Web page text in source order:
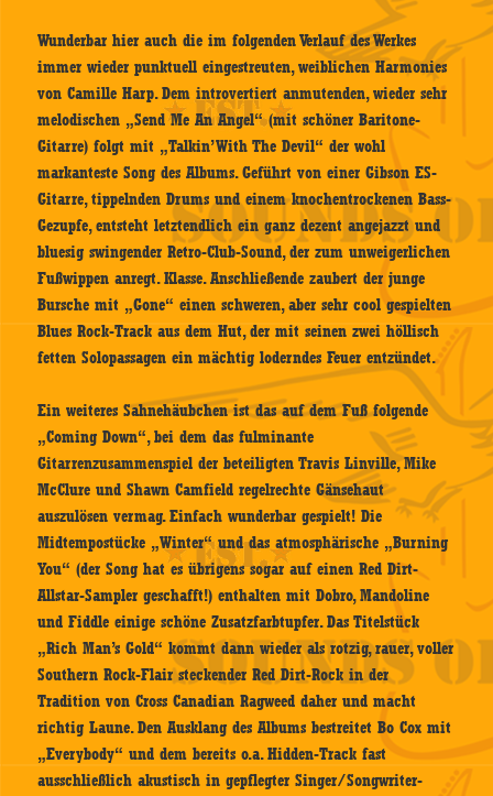
Wunderbar hier auch die im folgenden Verlauf des Werkes
immer wieder punktuell eingestreuten, weiblichen Harmonies
von Camille Harp. Dem introvertiert anmutenden, wieder sehr
melodischen „Send Me An Angel“ (mit schöner Baritone-
Gitarre) folgt mit „Talkin’ With The Devil“ der wohl
markanteste Song des Albums. Geführt von einer Gibson ES-
Gitarre, tippelnden Drums und einem knochentrockenen Bass-
Gezupfe, entsteht letztendlich ein ganz dezent angejazzt und
bluesig swingender Retro-Club-Sound, der zum unweigerlichen
Fußwippen anregt. Klasse. Anschließende zaubert der junge
Bursche mit „Gone“ einen schweren, aber sehr cool gespielten
Blues Rock-Track aus dem Hut, der mit seinen zwei höllisch
fetten Solopassagen ein mächtig loderndes Feuer entzündet.
Ein weiteres Sahnehäubchen ist das auf dem Fuß folgende
„Coming Down“, bei dem das fulminante
Gitarrenzusammenspiel der beteiligten Travis Linville, Mike
McClure und Shawn Camfield regelrechte Gänsehaut
auszulösen vermag. Einfach wunderbar gespielt! Die
Midtempostücke „Winter“ und das atmosphärische „Burning
You“ (der Song hat es übrigens sogar auf einen Red Dirt-
Allstar-Sampler geschafft!) enthalten mit Dobro, Mandoline
und Fiddle einige schöne Zusatzfarbtupfer. Das Titelstück
„Rich Man’s Gold“ kommt dann wieder als rotzig, rauer, voller
Southern Rock-Flair steckender Red Dirt-Rock in der
Tradition von Cross Canadian Ragweed daher und macht
richtig Laune. Den Ausklang des Albums bestreitet Bo Cox mit
„Everybody“ und dem bereits o.a. Hidden-Track fast
ausschließlich akustisch in gepflegter Singer/Songwriter-